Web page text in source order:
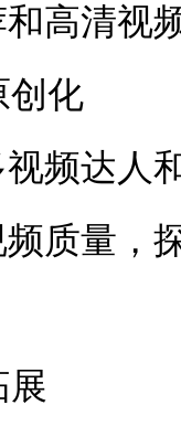
高清视
创化
频达人
质量，
展